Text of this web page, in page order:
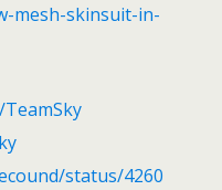
mesh-skinsuit-in-
status/4260